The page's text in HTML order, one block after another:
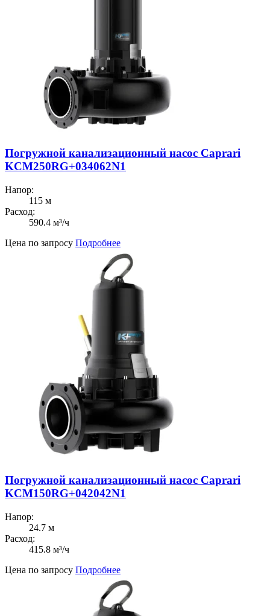
Погружной канализационный насос Caprari
KCM250RG+034062N1
Напор:
115 м
Расход:
590.4 м³/ч
Цена по запросу Подробнее
Погружной канализационный насос Caprari
KCM150RG+042042N1
Напор:
24.7 м
Расход:
415.8 м³/ч
Цена по запросу Подробнее